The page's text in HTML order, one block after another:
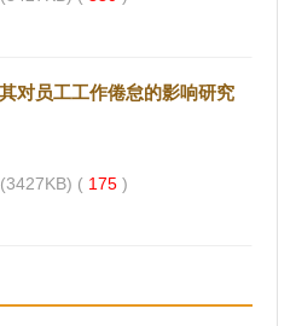
对员工工作倦怠的影响研究
(3427KB) ( 175 )